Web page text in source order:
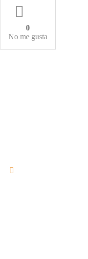
0
No me gusta